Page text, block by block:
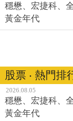
穩懋、宏捷科、
黃金年代
股票 ‧ 熱門排
2026.08.05
穩懋、宏捷科、
黃金年代